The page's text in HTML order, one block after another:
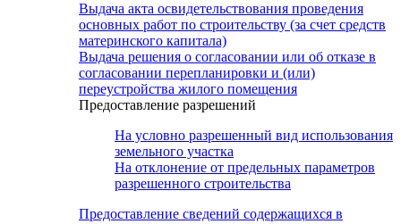
Выдача акта освидетельствования проведения
основных работ по строительству (за счет средств
материнского капитала)
Выдача решения о согласовании или об отказе в
согласовании перепланировки и (или)
переустройства жилого помещения
Предоставление разрешений
На условно разрешенный вид использования
земельного участка
На отклонение от предельных параметров
разрешенного строительства
Предоставление сведений содержащихся в